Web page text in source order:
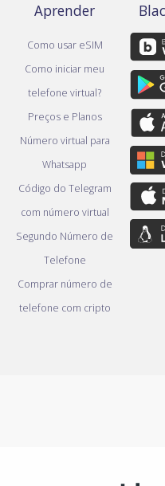
Aprender
Como usar eSIM
Como iniciar meu
telefone virtual?
Preços e Planos
Número virtual para
Whatsapp
Código do Telegram
com número virtual
Segundo Número de
Telefone
Comprar número de
telefone com cripto